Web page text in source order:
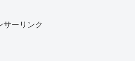
サーリンク